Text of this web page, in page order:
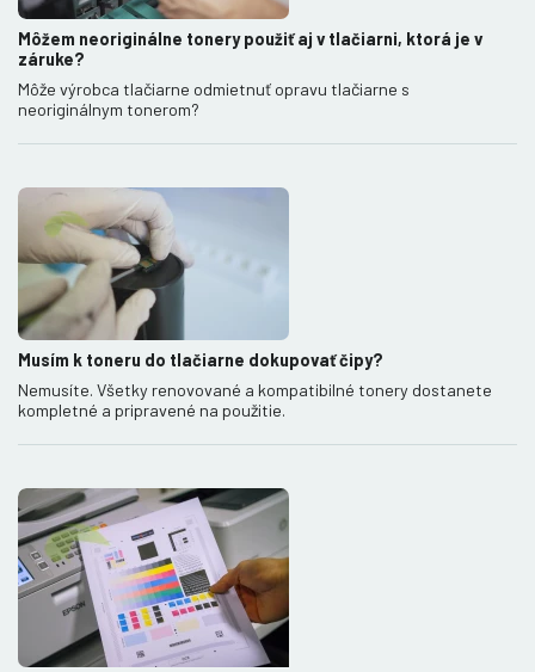
Môžem neoriginálne tonery použiť aj v tlačiarni, ktorá je v
záruke?
Môže výrobca tlačiarne odmietnuť opravu tlačiarne s
neoriginálnym tonerom?
Musím k toneru do tlačiarne dokupovať čipy?
Nemusíte. Všetky renovované a kompatibilné tonery dostanete
kompletné a pripravené na použitie.